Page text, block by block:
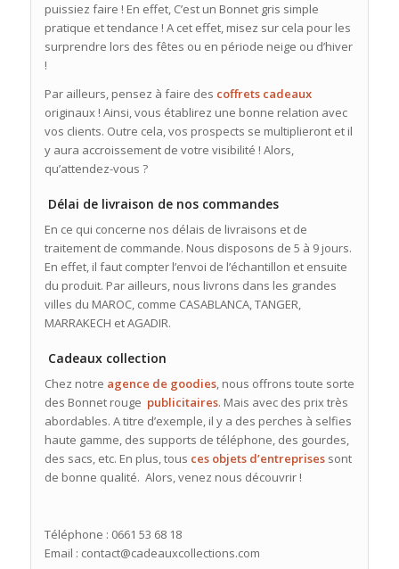
puissiez faire ! En effet, C’est un Bonnet gris simple
pratique et tendance ! A cet effet, misez sur cela pour les
surprendre lors des fêtes ou en période neige ou d’hiver
!
Par ailleurs, pensez à faire des coffrets cadeaux
originaux ! Ainsi, vous établirez une bonne relation avec
vos clients. Outre cela, vos prospects se multiplieront et il
y aura accroissement de votre visibilité ! Alors,
qu’attendez-vous ?
Délai de livraison de nos commandes
En ce qui concerne nos délais de livraisons et de
traitement de commande. Nous disposons de 5 à 9 jours.
En effet, il faut compter l’envoi de l’échantillon et ensuite
du produit. Par ailleurs, nous livrons dans les grandes
villes du MAROC, comme CASABLANCA, TANGER,
MARRAKECH et AGADIR.
Cadeaux collection
Chez notre agence de goodies, nous offrons toute sorte
des Bonnet rouge publicitaires. Mais avec des prix très
abordables. A titre d’exemple, il y a des perches à selfies
haute gamme, des supports de téléphone, des gourdes,
des sacs, etc. En plus, tous ces objets d’entreprisessont
de bonne qualité. Alors, venez nous découvrir !
Téléphone : 0661 53 68 18
Email : contact@cadeauxcollections.com